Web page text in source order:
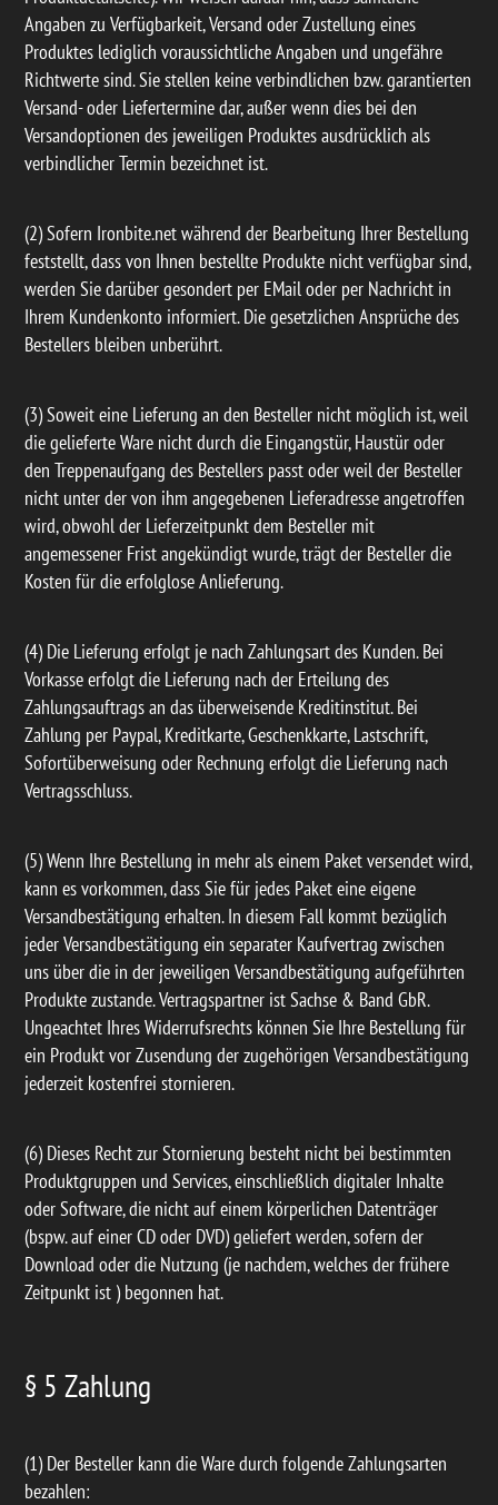
Angaben zu Verfügbarkeit, Versand oder Zustellung eines
Produktes lediglich voraussichtliche Angaben und ungefähre
Richtwerte sind. Sie stellen keine verbindlichen bzw. garantierten
Versand- oder Liefertermine dar, außer wenn dies bei den
Versandoptionen des jeweiligen Produktes ausdrücklich als
verbindlicher Termin bezeichnet ist.
(2) Sofern Ironbite.net während der Bearbeitung Ihrer Bestellung
feststellt, dass von Ihnen bestellte Produkte nicht verfügbar sind,
werden Sie darüber gesondert per EMail oder per Nachricht in
Ihrem Kundenkonto informiert. Die gesetzlichen Ansprüche des
Bestellers bleiben unberührt.
(3) Soweit eine Lieferung an den Besteller nicht möglich ist, weil
die gelieferte Ware nicht durch die Eingangstür, Haustür oder
den Treppenaufgang des Bestellers passt oder weil der Besteller
nicht unter der von ihm angegebenen Lieferadresse angetroffen
wird, obwohl der Lieferzeitpunkt dem Besteller mit
angemessener Frist angekündigt wurde, trägt der Besteller die
Kosten für die erfolglose Anlieferung.
(4) Die Lieferung erfolgt je nach Zahlungsart des Kunden. Bei
Vorkasse erfolgt die Lieferung nach der Erteilung des
Zahlungsauftrags an das überweisende Kreditinstitut. Bei
Zahlung per Paypal, Kreditkarte, Geschenkkarte, Lastschrift,
Sofortüberweisung oder Rechnung erfolgt die Lieferung nach
Vertragsschluss.
(5) Wenn Ihre Bestellung in mehr als einem Paket versendet wird,
kann es vorkommen, dass Sie für jedes Paket eine eigene
Versandbestätigung erhalten. In diesem Fall kommt bezüglich
jeder Versandbestätigung ein separater Kaufvertrag zwischen
uns über die in der jeweiligen Versandbestätigung aufgeführten
Produkte zustande. Vertragspartner ist Sachse & Band GbR.
Ungeachtet Ihres Widerrufsrechts können Sie Ihre Bestellung für
ein Produkt vor Zusendung der zugehörigen Versandbestätigung
jederzeit kostenfrei stornieren.
(6) Dieses Recht zur Stornierung besteht nicht bei bestimmten
Produktgruppen und Services, einschließlich digitaler Inhalte
oder Software, die nicht auf einem körperlichen Datenträger
(bspw. auf einer CD oder DVD) geliefert werden, sofern der
Download oder die Nutzung (je nachdem, welches der frühere
Zeitpunkt ist ) begonnen hat.
§ 5 Zahlung
(1) Der Besteller kann die Ware durch folgende Zahlungsarten
bezahlen: